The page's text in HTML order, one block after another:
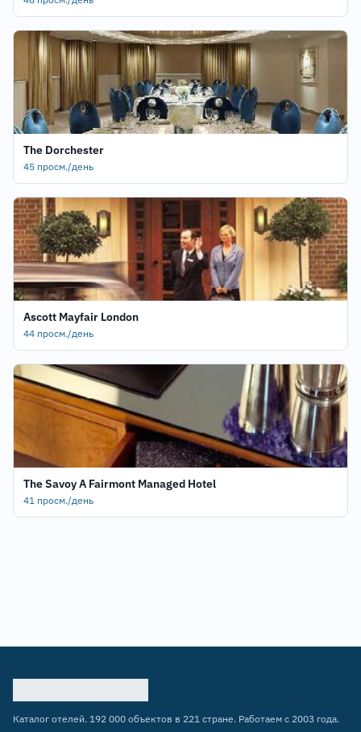
The Dorchester
45 просм./день
Ascott Mayfair London
44 просм./день
The Savoy A Fairmont Managed Hotel
41 просм./день
Каталог отелей. 192 000 объектов в 221 стране. Работаем с 2003 года.